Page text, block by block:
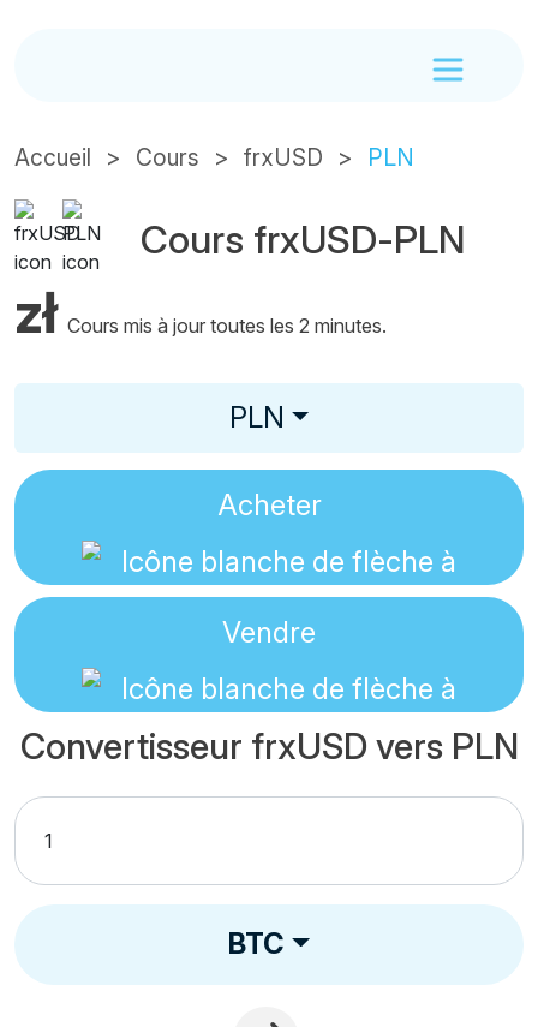
Accueil Cours frxUSD PLN
Cours frxUSD-PLN
zł Cours mis à jour toutes les 2 minutes.
PLN
Acheter
Vendre
Convertisseur frxUSD vers PLN
BTC